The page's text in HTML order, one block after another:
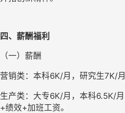
四、薪酬福利
（一）薪酬
营销类：本科6K/月，研究生7K/
生产类：大专6K/月，本科6.5K/
+绩效+加班工资。